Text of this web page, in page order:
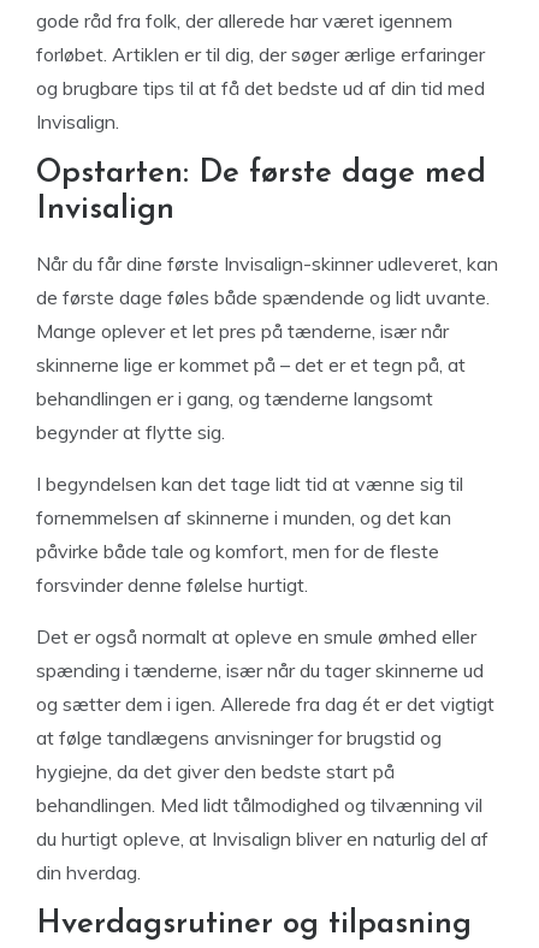
gode råd fra folk, der allerede har været igennem
forløbet. Artiklen er til dig, der søger ærlige erfaringer
og brugbare tips til at få det bedste ud af din tid med
Invisalign.
Opstarten: De første dage med
Invisalign
Når du får dine første Invisalign-skinner udleveret, kan
de første dage føles både spændende og lidt uvante.
Mange oplever et let pres på tænderne, især når
skinnerne lige er kommet på – det er et tegn på, at
behandlingen er i gang, og tænderne langsomt
begynder at flytte sig.
I begyndelsen kan det tage lidt tid at vænne sig til
fornemmelsen af skinnerne i munden, og det kan
påvirke både tale og komfort, men for de fleste
forsvinder denne følelse hurtigt.
Det er også normalt at opleve en smule ømhed eller
spænding i tænderne, især når du tager skinnerne ud
og sætter dem i igen. Allerede fra dag ét er det vigtigt
at følge tandlægens anvisninger for brugstid og
hygiejne, da det giver den bedste start på
behandlingen. Med lidt tålmodighed og tilvænning vil
du hurtigt opleve, at Invisalign bliver en naturlig del af
din hverdag.
Hverdagsrutiner og tilpasning